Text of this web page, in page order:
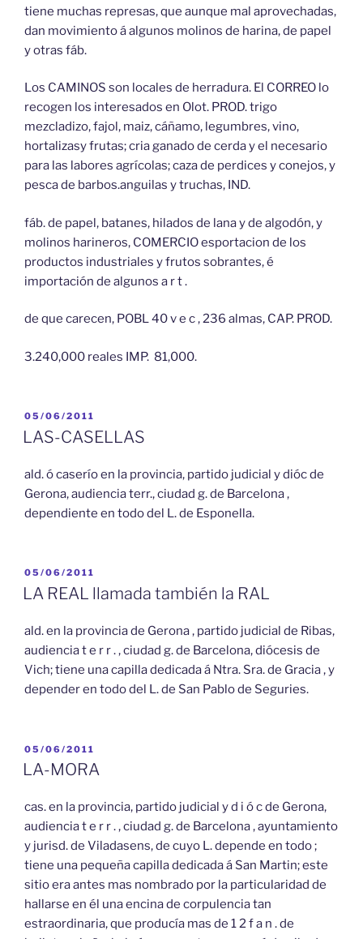
tiene muchas represas, que aunque mal aprovechadas,
dan movimiento á algunos molinos de harina, de papel
y otras fáb.
Los CAMINOS son locales de herradura. El CORREO lo
recogen los interesados en Olot. PROD. trigo
mezcladizo, fajol, maiz, cáñamo, legumbres, vino,
hortalizasy frutas; cria ganado de cerda y el necesario
para las labores agrícolas; caza de perdices y conejos, y
pesca de barbos.anguilas y truchas, IND.
fáb. de papel, batanes, hilados de lana y de algodón, y
molinos harineros, COMERCIO esportacion de los
productos industriales y frutos sobrantes, é
importación de algunos a r t .
de que carecen, POBL 40 v e c , 236 almas, CAP. PROD.
3.240,000 reales IMP. 81,000.
PUBLICADO
EL
05/06/2011
LAS-CASELLAS
ald. ó caserío en la provincia, partido judicial y dióc de
Gerona, audiencia terr., ciudad g. de Barcelona ,
dependiente en todo del L. de Esponella.
PUBLICADO
EL
05/06/2011
LA REAL llamada también la RAL
ald. en la provincia de Gerona , partido judicial de Ribas,
audiencia t e r r . , ciudad g. de Barcelona, diócesis de
Vich; tiene una capilla dedicada á Ntra. Sra. de Gracia , y
depender en todo del L. de San Pablo de Seguries.
PUBLICADO
EL
05/06/2011
LA-MORA
cas. en la provincia, partido judicial y d i ó c de Gerona,
audiencia t e r r . , ciudad g. de Barcelona , ayuntamiento
y jurisd. de Viladasens, de cuyo L. depende en todo ;
tiene una pequeña capilla dedicada á San Martin; este
sitio era antes mas nombrado por la particularidad de
hallarse en él una encina de corpulencia tan
estraordinaria, que producía mas de 1 2 f a n . de